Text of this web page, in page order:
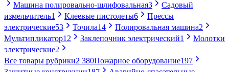
Машина полировально-шлифовальная3
Садовый
измельчитель1 Клеевые пистолеты6
Прессы
электрические53 Точила14 Полировальная машина2
Мультипликатор12 Заклепочник электрический1
Молотки
электрические2
Все товары рубрики2 380Пожарное оборудование197